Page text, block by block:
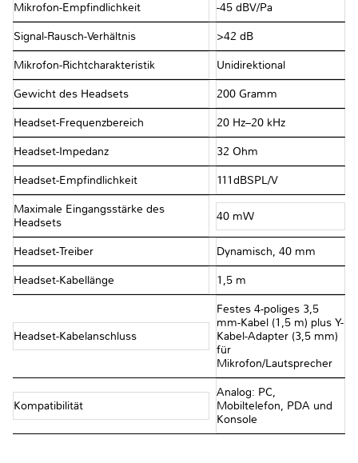
Mikrofon-Empfindlichkeit -45 dBV/Pa
Signal-Rausch-Verhältnis >42 dB
Mikrofon-Richtcharakteristik Unidirektional
Gewicht des Headsets 200 Gramm
Headset-Frequenzbereich 20 Hz–20 kHz
Headset-Impedanz 32 Ohm
Headset-Empfindlichkeit 111dBSPL/V
Maximale Eingangsstärke des
Headsets
40 mW
Headset-Treiber Dynamisch, 40 mm
Headset-Kabellänge 1,5 m
Headset-Kabelanschluss
Festes 4-poliges 3,5
mm-Kabel (1,5 m) plus Y-
Kabel-Adapter (3,5 mm)
für
Mikrofon/Lautsprecher
Kompatibilität
Analog: PC,
Mobiltelefon, PDA und
Konsole